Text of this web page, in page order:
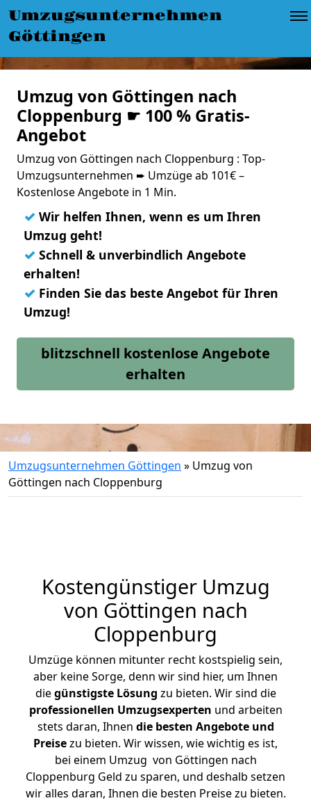
Umzugsunternehmen
Göttingen
Umzug von Göttingen nach
Cloppenburg ☛ 100 % Gratis-
Angebot
Umzug von Göttingen nach Cloppenburg : Top-
Umzugsunternehmen ➨ Umzüge ab 101€ –
Kostenlose Angebote in 1 Min.
✓ Wir helfen Ihnen, wenn es um Ihren
Umzug geht!
✓ Schnell & unverbindlich Angebote
erhalten!
✓ Finden Sie das beste Angebot für Ihren
Umzug!
blitzschnell kostenlose Angebote
erhalten
Umzugsunternehmen Göttingen » Umzug von
Göttingen nach Cloppenburg
Kostengünstiger Umzug
von Göttingen nach
Cloppenburg
Umzüge können mitunter recht kostspielig sein,
aber keine Sorge, denn wir sind hier, um Ihnen
diegünstigste Lösung zu bieten. Wir sind die
professionellen Umzugsexperten und arbeiten
stets daran, Ihnen die besten Angebote und
Preisezu bieten. Wir wissen, wie wichtig es ist,
bei einem Umzug von Göttingen nach
Cloppenburg Geld zu sparen, und deshalb setzen
wir alles daran, Ihnen die besten Preise zu bieten.